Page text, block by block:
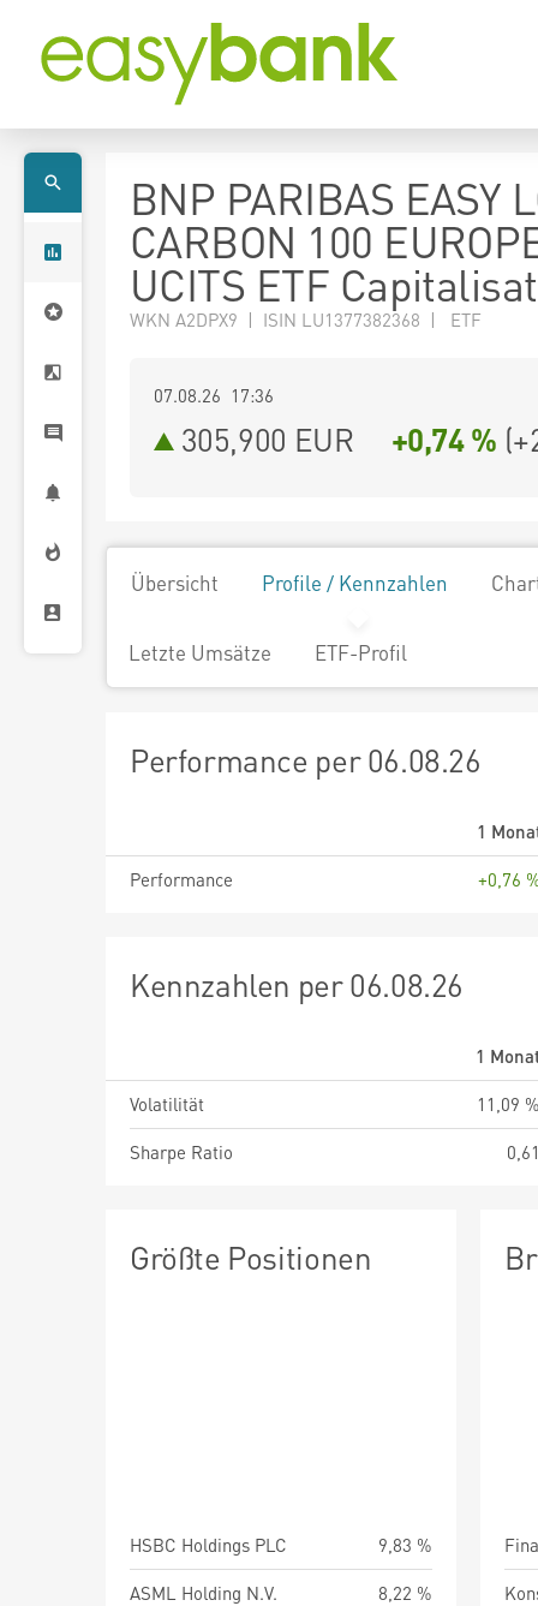
BNP PARIBAS EASY
CARBON 100
UCITS ETF
WKN A2DPX9 | ISIN LU1377382368 | ETF
07.08.26 17:36
305,900 EUR +0,74 % (
Übersicht Profile / Kennzahlen
Letzte Umsätze ETF-Profil
Performance per 06.08.26
1
Performance
+0,76
Kennzahlen per 06.08.26
1
Volatilität
11,09
Sharpe Ratio
Größte Positionen
HSBC Holdings PLC
9,83 %
ASML Holding N.V.
8,22 %